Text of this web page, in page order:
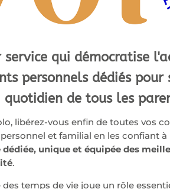
service qui démocratise
personnels dédiés
quotidien de tous les
libérez-vous enfin de toutes vos
et familial en les confiant à
dédiée, unique et équipée des
.
des temps de vie joue un rôle